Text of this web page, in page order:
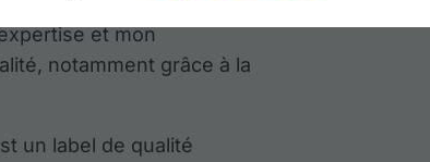
et mon
notamment grâce à la
un label de qualité